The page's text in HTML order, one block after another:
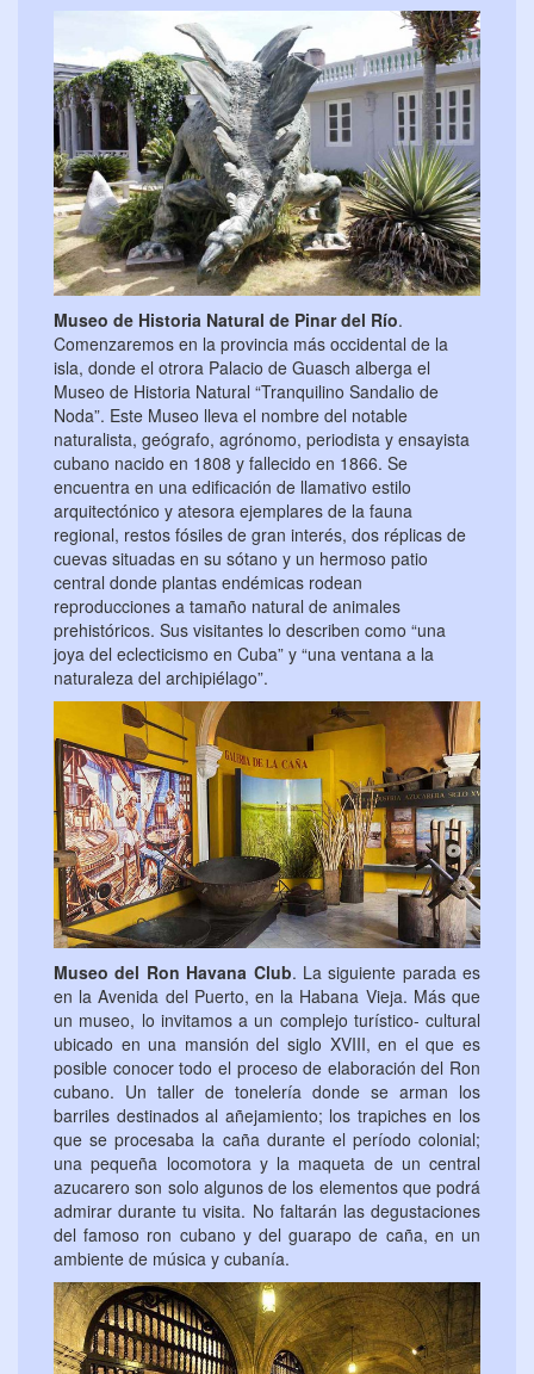
Museo de Historia Natural de Pinar del Río.
Comenzaremos en la provincia más occidental de la
isla, donde el otrora Palacio de Guasch alberga el
Museo de Historia Natural “Tranquilino Sandalio de
Noda”. Este Museo lleva el nombre del notable
naturalista, geógrafo, agrónomo, periodista y ensayista
cubano nacido en 1808 y fallecido en 1866. Se
encuentra en una edificación de llamativo estilo
arquitectónico y atesora ejemplares de la fauna
regional, restos fósiles de gran interés, dos réplicas de
cuevas situadas en su sótano y un hermoso patio
central donde plantas endémicas rodean
reproducciones a tamaño natural de animales
prehistóricos. Sus visitantes lo describen como “una
joya del eclecticismo en Cuba” y “una ventana a la
naturaleza del archipiélago”.
Museo del Ron Havana Club. La siguiente parada es
en la Avenida del Puerto, en la Habana Vieja. Más que
un museo, lo invitamos a un complejo turístico- cultural
ubicado en una mansión del siglo XVIII, en el que es
posible conocer todo el proceso de elaboración del Ron
cubano. Un taller de tonelería donde se arman los
barriles destinados al añejamiento; los trapiches en los
que se procesaba la caña durante el período colonial;
una pequeña locomotora y la maqueta de un central
azucarero son solo algunos de los elementos que podrá
admirar durante tu visita. No faltarán las degustaciones
del famoso ron cubano y del guarapo de caña, en un
ambiente de música y cubanía.